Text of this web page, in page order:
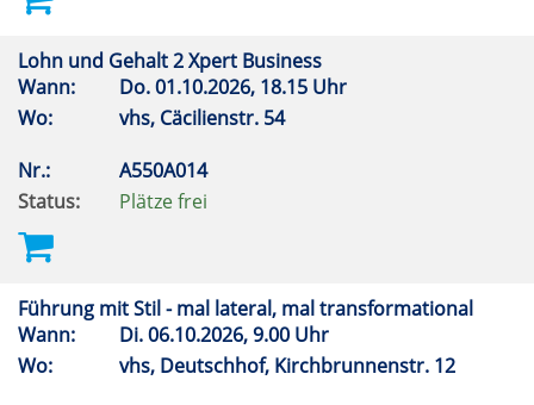
Lohn und Gehalt 2 Xpert Business
Wann:
Do.01.10.2026, 18.15 Uhr
Wo:
vhs, Cäcilienstr. 54
Nr.:
A550A014
Status:
Plätze frei
Führung mit Stil - mal lateral, mal transformational
Wann:
Di.06.10.2026, 9.00 Uhr
Wo:
vhs, Deutschhof, Kirchbrunnenstr. 12